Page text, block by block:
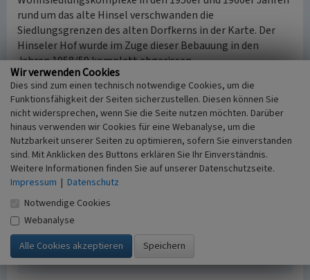
rund um das alte Hinsel verschwanden die
Siedlungsgrenzen des alten Dorfkerns in der Karte. Der
Hinseler Hof wurde im Zuge dieser Bebauung in den
Jahren 1958/59 komplett abgerissen.
(Kathrin Lipfert, LVR-Fachbereich Umwelt, 2010)
Literatur
Busch, Johann Rainer (1999) Überruhrer Chronik.
1000 Jahre Überruhr, 70 Jahre Essen-Überruhr. S. 15-
67, 107, Essen.
Heinen, Gerhard (1990)
Jahrhundert. Karten und Interpretationen zur
Entwicklung einer Stadtlandschaft. (Geographische
Gesellschaft für das Ruhrgebiet, Essener
Geographische Arbeiten, Sonderband 2.) S. 20, Essen.
Wir verwenden Cookies
Dies sind zum einen technisch notwendige Cookies, um die
Funktionsfähigkeit der Seiten sicherzustellen. Diesen können Sie
nicht widersprechen, wenn Sie die Seite nutzen möchten. Darüber
hinaus verwenden wir Cookies für eine Webanalyse, um die
Nutzbarkeit unserer Seiten zu optimieren, sofern Sie einverstanden
sind. Mit Anklicken des Buttons erklären Sie Ihr Einverständnis.
Weitere Informationen finden Sie auf unserer Datenschutzseite.
Impressum | Datenschutz
Notwendige Cookies
Webanalyse